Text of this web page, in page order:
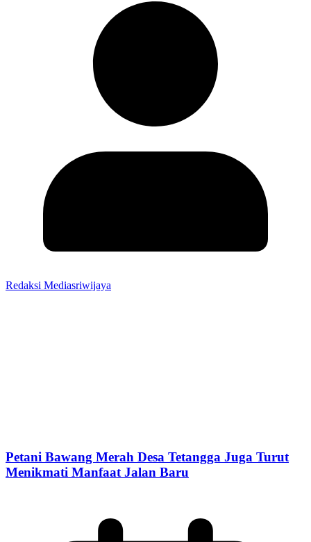
Redaksi Mediasriwijaya
Petani Bawang Merah Desa Tetangga Juga Turut
Menikmati Manfaat Jalan Baru